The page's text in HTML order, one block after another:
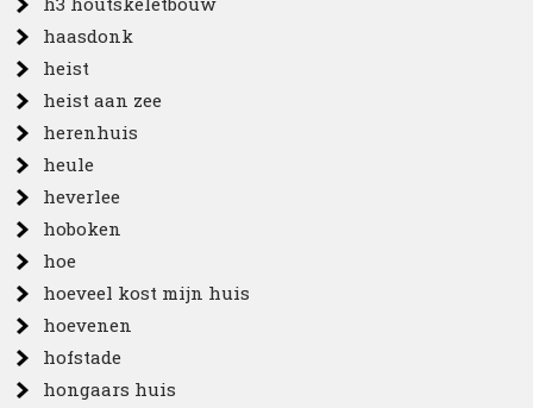
haasdonk
heist
heist aan zee
herenhuis
heule
heverlee
hoboken
hoe
hoeveel kost mijn huis
hoevenen
hofstade
hongaars huis